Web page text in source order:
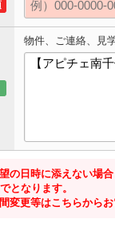
物件、ご連絡、見
の日時に添えない場
となります。
変更等はこちらから